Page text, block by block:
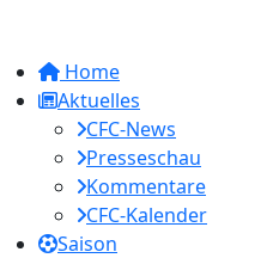
Home
Aktuelles
CFC-News
Presseschau
Kommentare
CFC-Kalender
Saison